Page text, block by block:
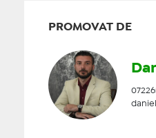
PROMOVAT DE